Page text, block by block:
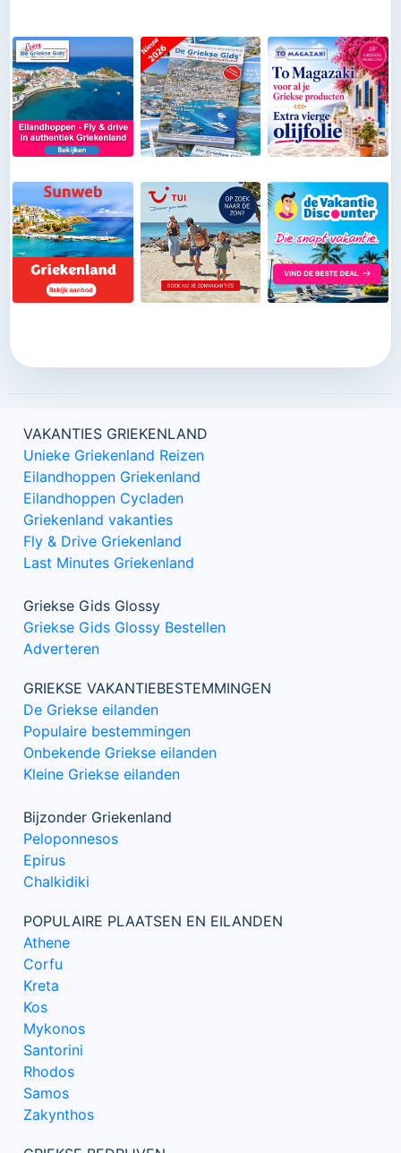
VAKANTIES GRIEKENLAND
Unieke Griekenland Reizen
Eilandhoppen Griekenland
Eilandhoppen Cycladen
Griekenland vakanties
Fly & Drive Griekenland
Last Minutes Griekenland
Griekse Gids Glossy
Griekse Gids Glossy Bestellen
Adverteren
GRIEKSE VAKANTIEBESTEMMINGEN
De Griekse eilanden
Populaire bestemmingen
Onbekende Griekse eilanden
Kleine Griekse eilanden
Bijzonder Griekenland
Peloponnesos
Epirus
Chalkidiki
POPULAIRE PLAATSEN EN EILANDEN
Athene
Corfu
Kreta
Kos
Mykonos
Santorini
Rhodos
Samos
Zakynthos